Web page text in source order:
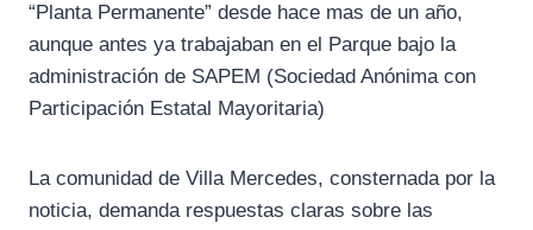
“Planta Permanente” desde hace mas de un año,
aunque antes ya trabajaban en el Parque bajo la
administración de SAPEM (Sociedad Anónima con
Participación Estatal Mayoritaria)
La comunidad de Villa Mercedes, consternada por la
noticia, demanda respuestas claras sobre las